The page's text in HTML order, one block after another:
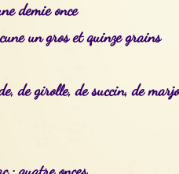
demie once
un gros et quinze grains
de girolle, de succin, de